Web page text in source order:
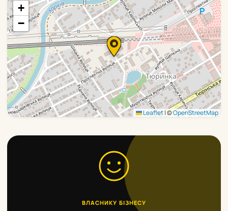
+
−
Leaflet|©OpenStreetMap
ВЛАСНИКУ БІЗНЕСУ